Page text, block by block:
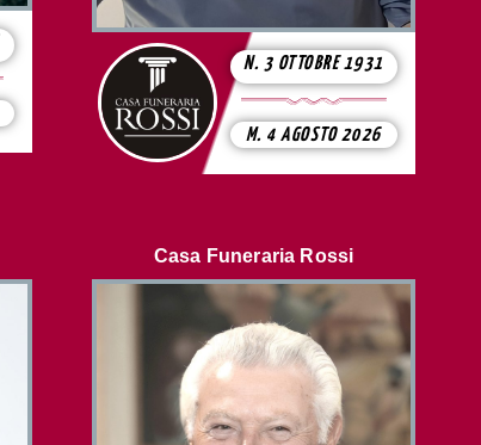
N. 3 OTTOBRE 1931
M. 4 AGOSTO 2026
Casa Funeraria Rossi